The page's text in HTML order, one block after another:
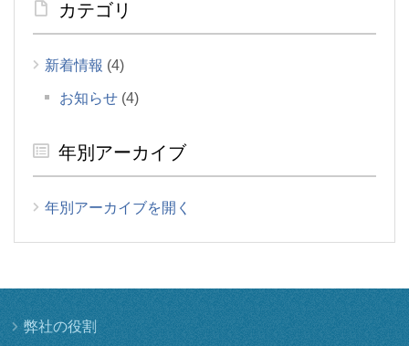
カテゴリ
新着情報 (4)
お知らせ(4)
年別アーカイブ
年別アーカイブを開く
弊社の役割